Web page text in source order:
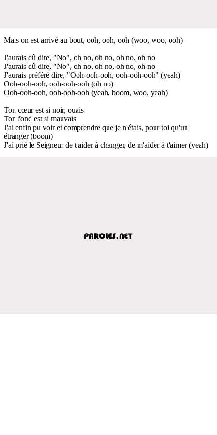
Mais on est arrivé au bout, ooh, ooh, ooh (woo, woo, ooh)
J'aurais dû dire, "No", oh no, oh no, oh no, oh no
J'aurais dû dire, "No", oh no, oh no, oh no, oh no
J'aurais préféré dire, "Ooh-ooh-ooh, ooh-ooh-ooh" (yeah)
Ooh-ooh-ooh, ooh-ooh-ooh (oh no)
Ooh-ooh-ooh, ooh-ooh-ooh (yeah, boom, woo, yeah)
Ton cœur est si noir, ouais
Ton fond est si mauvais
J'ai enfin pu voir et comprendre que je n'étais, pour toi qu'un
étranger (boom)
J'ai prié le Seigneur de t'aider à changer, de m'aider à t'aimer (yeah)